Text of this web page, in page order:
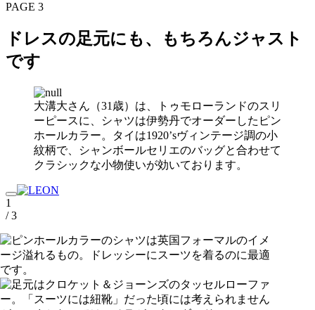
PAGE 3
ドレスの足元にも、もちろんジャスト
です
大溝大さん（31歳）は、トゥモローランドのスリ
ーピースに、シャツは伊勢丹でオーダーしたピン
ホールカラー。タイは1920’sヴィンテージ調の小
紋柄で、シャンボールセリエのバッグと合わせて
クラシックな小物使いが効いております。
1
/ 3